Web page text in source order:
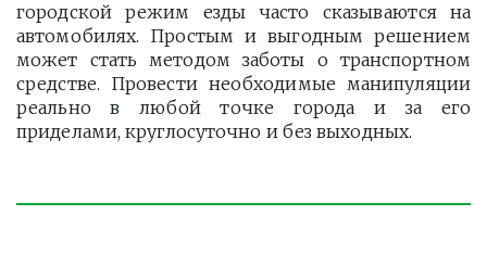
городской режим езды часто сказываются на
автомобилях. Простым и выгодным решением
может стать методом заботы о транспортном
средстве. Провести необходимые манипуляции
реально в любой точке города и за его
приделами, круглосуточно и без выходных.